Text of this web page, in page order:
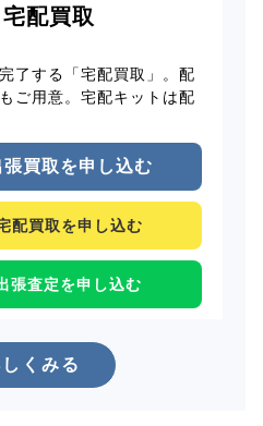
宅配買取
了する「宅配買取」。配
ご用意。宅配キットは配
買取を申し込む
配買取を申し込む
張査定を申し込む
くみる